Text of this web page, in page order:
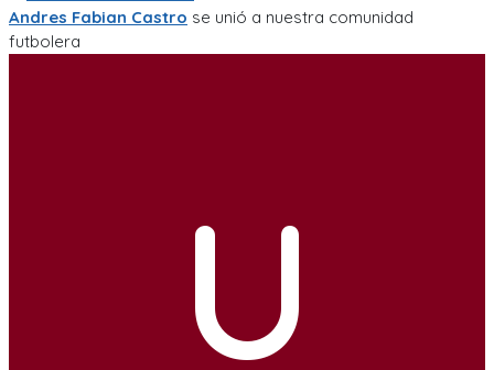
Andres Fabian Castro se unió a nuestra comunidad
futbolera
U